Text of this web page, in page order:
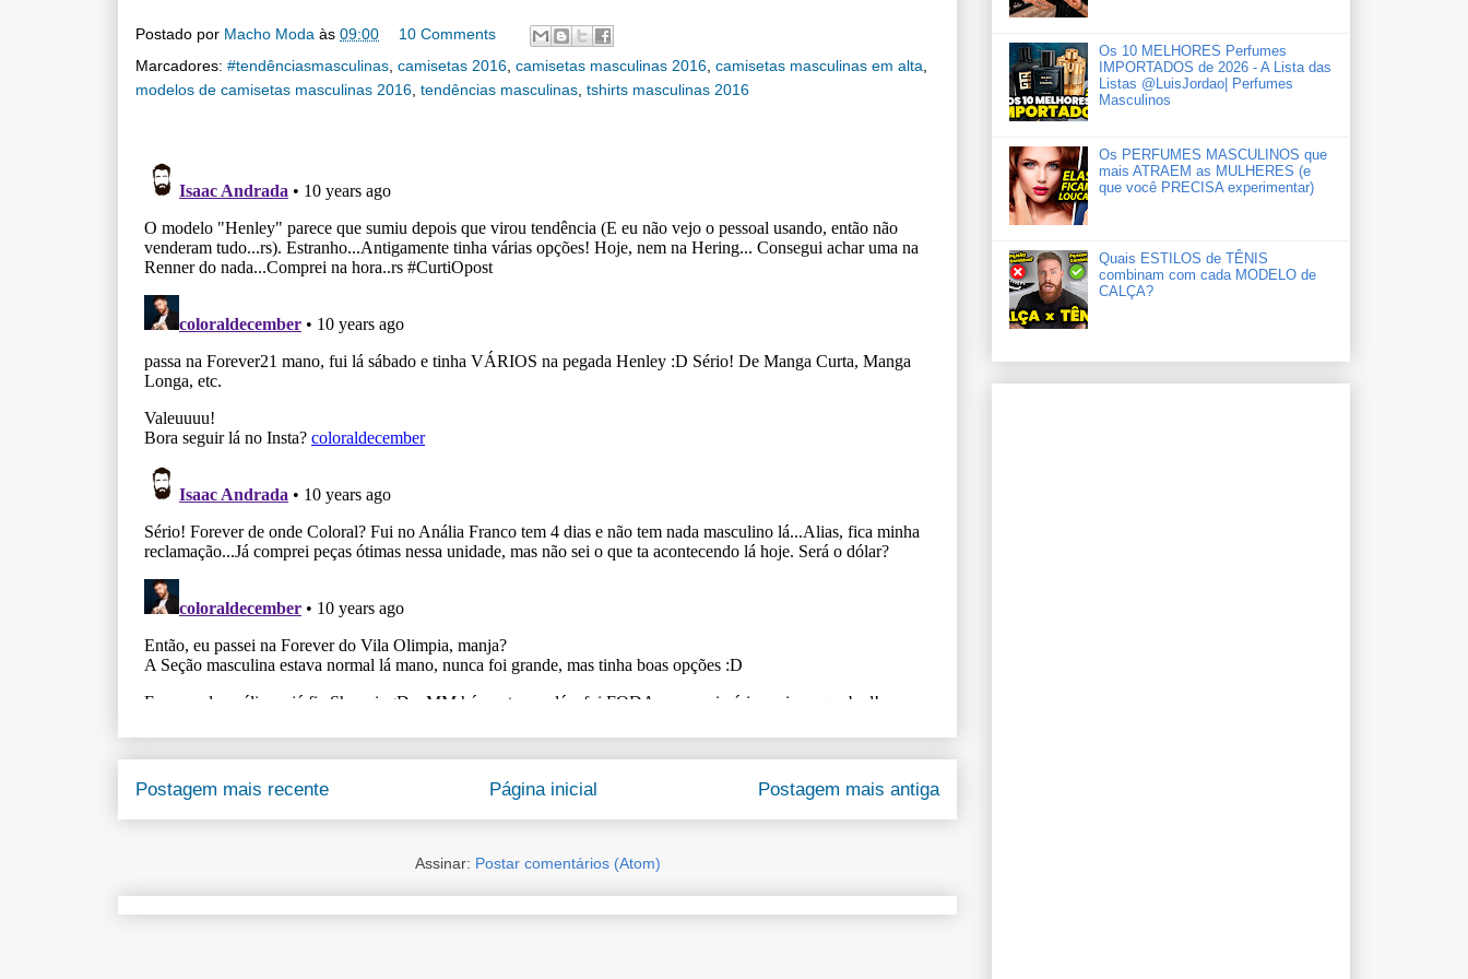
Postado por Macho Moda às 09:00
10 Comments
Marcadores: #tendênciasmasculinas camisetas 2016 camisetas masculinas 2016 camisetas masculinas em alta
modelos de camisetas masculinas 2016 tendências masculinas tshirts masculinas 2016
Postagem mais recente Postagem mais antiga
Página inicial
Assinar: Postar comentários (Atom)
Os 10 MELHORES Perfumes
IMPORTADOS de 2026 - A Lista das
Listas ‪‪‪@LuisJordao‬| Perfumes
Masculinos
Os PERFUMES MASCULINOS que
mais ATRAEM as MULHERES (e
que você PRECISA experimentar)
Quais ESTILOS de TÊNIS
combinam com cada MODELO de
CALÇA?